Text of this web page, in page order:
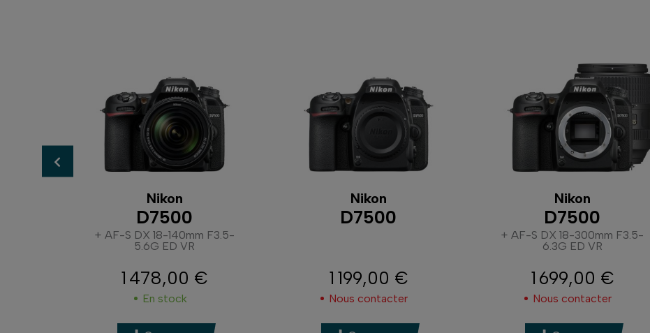
Nikon
D7500
+ AF-S DX 18-140mm F3.5-
5.6G ED VR
Prix
1 478,00 €
En stock
Nikon
D7500
Prix
1 199,00 €
Nous contacter
Nikon
D7500
+ AF-S DX 18-300mm F3.5-
6.3G ED VR
Prix
1 699,00 €
Nous contacter